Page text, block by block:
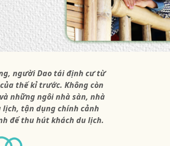
người Dao tái định cư từ
thế kỉ trước. Không còn
những ngôi nhà sàn, nhà
lịch, tận dụng chính cảnh
để thu hút khách du lịch.